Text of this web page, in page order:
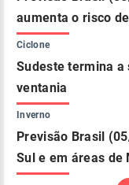
aumenta o risco
Ciclone
Sudeste termina a
ventania
Inverno
Previsão Brasil
Sul e em áreas de